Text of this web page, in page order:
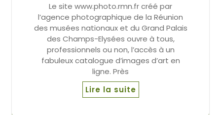
Le site www.photo.rmn.fr créé par
l’agence photographique de la Réunion
des musées nationaux et du Grand Palais
des Champs-Elysées ouvre à tous,
professionnels ou non, l’accès à un
fabuleux catalogue d’images d’art en
ligne. Près
Lire la suite